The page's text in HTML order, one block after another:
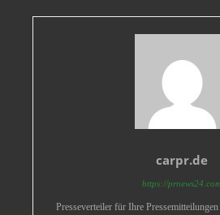
carpr.de
https://
Presseverteiler für Ihre